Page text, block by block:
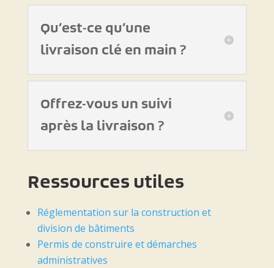
Qu’est-ce qu’une
livraison clé en main ?
Offrez-vous un suivi
après la livraison ?
Ressources utiles
Réglementation sur la construction et
division de bâtiments
Permis de construire et démarches
administratives